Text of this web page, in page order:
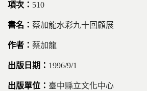
510
蔡加龍水彩九十回顧展
蔡加龍
1996/9/1
臺中縣立文化中心